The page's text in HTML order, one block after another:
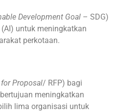
Development Goal – SDG)
untuk meningkatkan
perkotaan.
Proposal/ RFP) bagi
meningkatkan
lima organisasi untuk